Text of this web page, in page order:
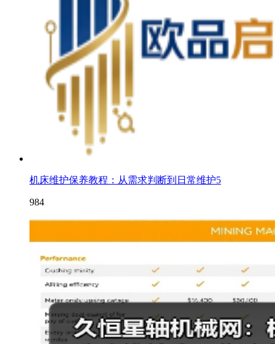
机床维护保养教程：从需求判断到日常维护5
984